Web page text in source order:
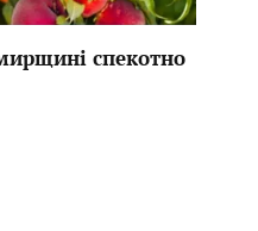
спекотно